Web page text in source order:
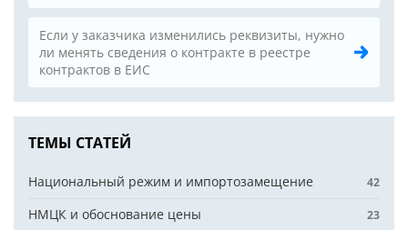
Если у заказчика изменились реквизиты, нужно
ли менять сведения о контракте в реестре
контрактов в ЕИС
ТЕМЫ СТАТЕЙ
Национальный режим и импортозамещение 42
НМЦК и обоснование цены 23